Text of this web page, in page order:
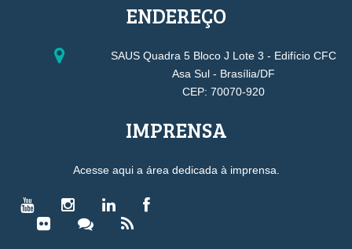
ENDEREÇO
SAUS Quadra 5 Bloco J Lote 3 - Edifício CFC
Asa Sul - Brasília/DF
CEP: 70070-920
IMPRENSA
Acesse aqui a área dedicada à imprensa.